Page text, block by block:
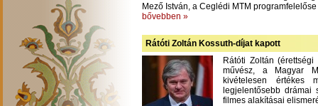
Mező István, a Ceglédi MTM programfelelőse
bővebben »
Rátóti Zoltán Kossuth-díjat kapott
Rátóti Zoltán
művész, a Magyar
kivételesen értékes
legjelentősebb drámai
filmes alakításai